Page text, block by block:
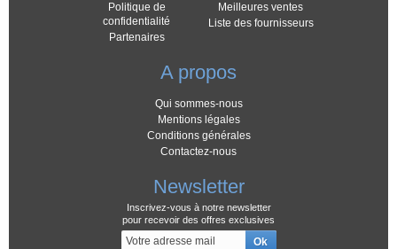
Politique de
confidentialité
Partenaires
Meilleures ventes
Liste des fournisseurs
A propos
Qui sommes-nous
Mentions légales
Conditions générales
Contactez-nous
Newsletter
Inscrivez-vous à notre newsletter
pour recevoir des offres exclusives